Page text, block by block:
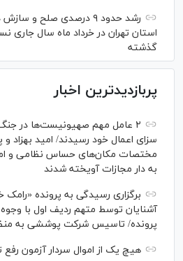
رشد حدود ۹ درصدی صلح و
استان تهران در خرداد ماه سال
گذشته
پربازدیدترین اخبار
سزای اعمال خود رسیدند/ امید بهزاد
مختصات مکان‌های حساس نظامی و
به دار مجازات آویخته شدند
برگزاری رسیدگی به پرونده
آشنایان توسط متهم ردیف اول با
پرونده/ تاسیس شرکت پوششی به
هیچ یک از اموال سردار آزمون